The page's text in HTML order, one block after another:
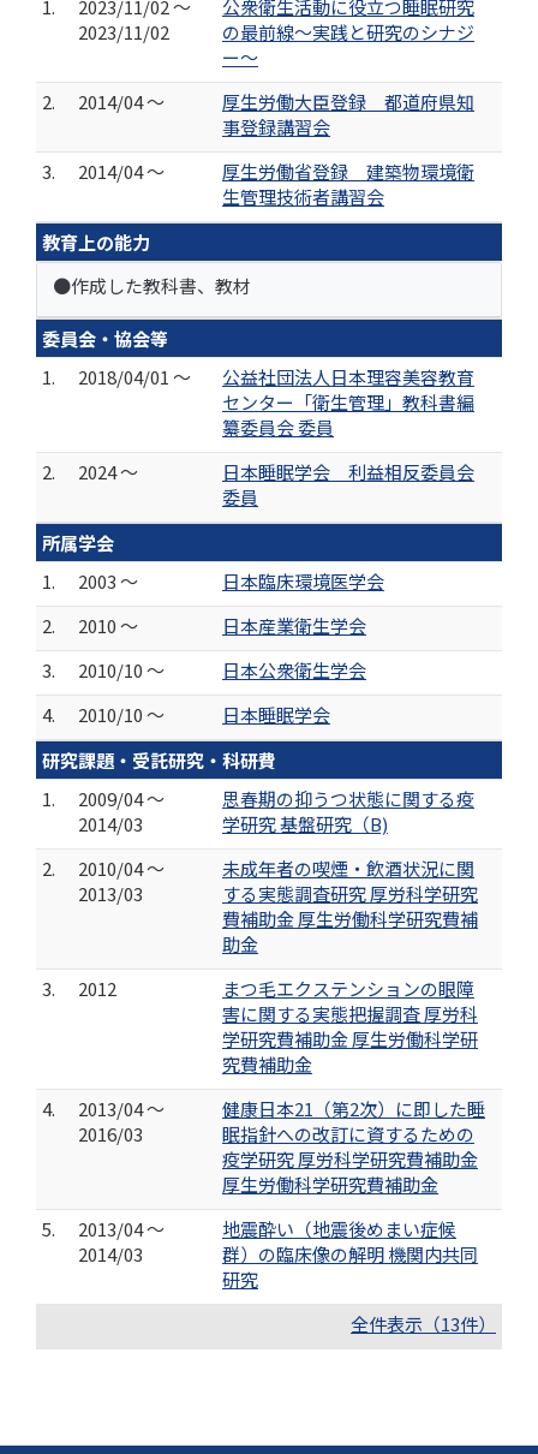
1.
2023/11/02 ～
2023/11/02
公衆衛生活動に役立つ睡眠研究
の最前線～実践と研究のシナジ
ー～
2.
2014/04 ～
厚生労働大臣登録 都道府県知
事登録講習会
3.
2014/04 ～
厚生労働省登録 建築物環境衛
生管理技術者講習会
教育上の能力
●作成した教科書、教材
委員会・協会等
1.
2018/04/01 ～
公益社団法人日本理容美容教育
センター「衛生管理」教科書編
纂委員会 委員
2.
2024 ～
日本睡眠学会 利益相反委員会
委員
所属学会
1.
2003 ～
日本臨床環境医学会
2.
2010 ～
日本産業衛生学会
3.
2010/10 ～
日本公衆衛生学会
4.
2010/10 ～
日本睡眠学会
研究課題・受託研究・科研費
1.
2009/04 ～
2014/03
思春期の抑うつ状態に関する疫
学研究 基盤研究（B)
2.
2010/04 ～
2013/03
未成年者の喫煙・飲酒状況に関
する実態調査研究 厚労科学研究
費補助金 厚生労働科学研究費補
助金
3.
2012
まつ毛エクステンションの眼障
害に関する実態把握調査 厚労科
学研究費補助金 厚生労働科学研
究費補助金
4.
2013/04 ～
2016/03
健康日本21（第2次）に即した睡
眠指針への改訂に資するための
疫学研究 厚労科学研究費補助金
厚生労働科学研究費補助金
5.
2013/04 ～
2014/03
地震酔い（地震後めまい症候
群）の臨床像の解明 機関内共同
研究
全件表示（13件）